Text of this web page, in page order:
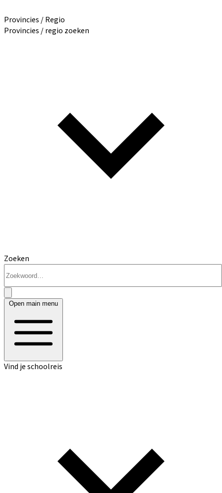
Provincies / Regio
Provincies / regio zoeken
Zoeken
Open main menu
Vind je schoolreis